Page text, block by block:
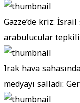
Gazze’de kriz:
arabulucular tepkili
Irak hava
medyayı salladı: